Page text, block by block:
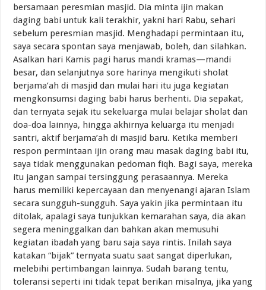
bersamaan peresmian masjid. Dia minta ijin makan
daging babi untuk kali terakhir, yakni hari Rabu, sehari
sebelum peresmian masjid. Menghadapi permintaan itu,
saya secara spontan saya menjawab, boleh, dan silahkan.
Asalkan hari Kamis pagi harus mandi kramas—mandi
besar, dan selanjutnya sore harinya mengikuti sholat
berjama’ah di masjid dan mulai hari itu juga kegiatan
mengkonsumsi daging babi harus berhenti. Dia sepakat,
dan ternyata sejak itu sekeluarga mulai belajar sholat dan
doa-doa lainnya, hingga akhirnya keluarga itu menjadi
santri, aktif berjama’ah di masjid baru. Ketika memberi
respon permintaan ijin orang mau masak daging babi itu,
saya tidak menggunakan pedoman fiqh. Bagi saya, mereka
itu jangan sampai tersinggung perasaannya. Mereka
harus memiliki kepercayaan dan menyenangi ajaran Islam
secara sungguh-sungguh. Saya yakin jika permintaan itu
ditolak, apalagi saya tunjukkan kemarahan saya, dia akan
segera meninggalkan dan bahkan akan memusuhi
kegiatan ibadah yang baru saja saya rintis. Inilah saya
katakan “bijak” ternyata suatu saat sangat diperlukan,
melebihi pertimbangan lainnya. Sudah barang tentu,
toleransi seperti ini tidak tepat berikan misalnya, jika yang